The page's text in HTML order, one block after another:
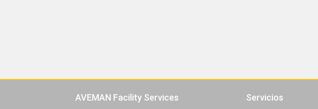
AVEMAN Facility Services Servicios